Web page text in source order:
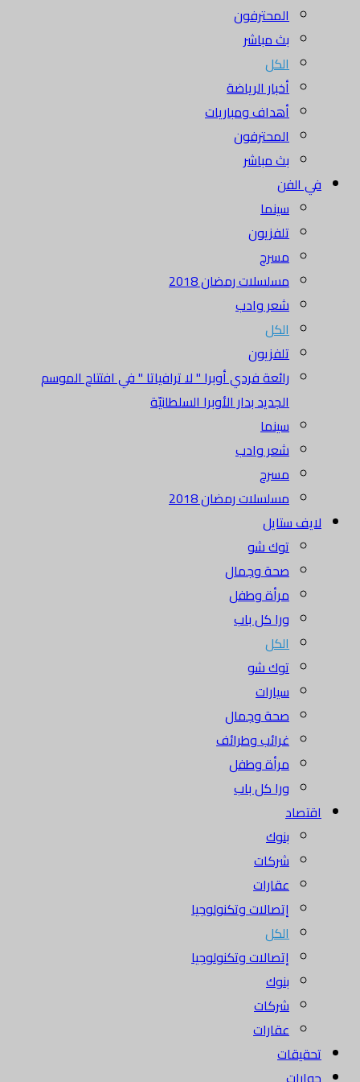
المحترفون
بث مباشر
الكل
أخبار الرياضة
أهداف ومباريات
المحترفون
بث مباشر
في الفن
سينما
تلفزيون
مسرح
مسلسلات رمضان 2018
شعر وادب
الكل
تلفزيون
رائعة فردي أوبرا " لا ترافياتا " في افتتاح الموسم
الجديد بدار الأوبرا السلطانيّة
سينما
شعر وادب
مسرح
مسلسلات رمضان 2018
لايف ستايل
توك شو
صحة وجمال
مرأة وطفل
ورا كل باب
الكل
توك شو
سيارات
صحة وجمال
غرائب وطرائف
مرأة وطفل
ورا كل باب
اقتصاد
بنوك
شركات
عقارات
إتصالات وتكنولوجيا
الكل
إتصالات وتكنولوجيا
بنوك
شركات
عقارات
تحقيقات